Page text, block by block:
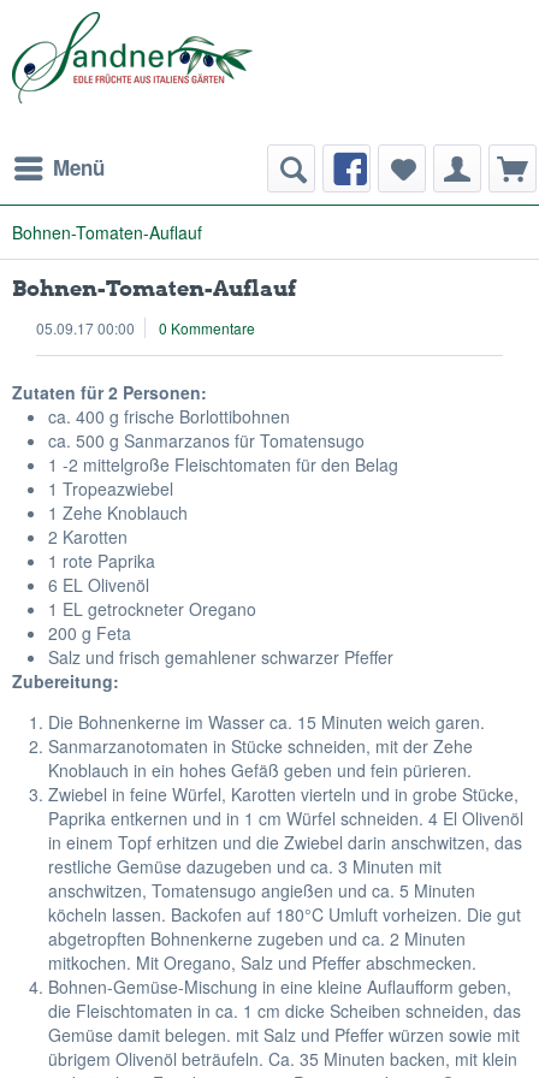
Menü
Bohnen-Tomaten-Auflauf
Bohnen-Tomaten-Auflauf
05.09.17 00:00 0 Kommentare
Zutaten für 2 Personen:
ca. 400 g frische Borlottibohnen
ca. 500 g Sanmarzanos für Tomatensugo
1 -2 mittelgroße Fleischtomaten für den Belag
1 Tropeazwiebel
1 Zehe Knoblauch
2 Karotten
1 rote Paprika
6 EL Olivenöl
1 EL getrockneter Oregano
200 g Feta
Salz und frisch gemahlener schwarzer Pfeffer
Zubereitung:
Die Bohnenkerne im Wasser ca. 15 Minuten weich garen.
Sanmarzanotomaten in Stücke schneiden, mit der Zehe
Knoblauch in ein hohes Gefäß geben und fein pürieren.
Zwiebel in feine Würfel, Karotten vierteln und in grobe Stücke,
Paprika entkernen und in 1 cm Würfel schneiden. 4 El Olivenöl
in einem Topf erhitzen und die Zwiebel darin anschwitzen, das
restliche Gemüse dazugeben und ca. 3 Minuten mit
anschwitzen, Tomatensugo angießen und ca. 5 Minuten
köcheln lassen. Backofen auf 180°C Umluft vorheizen. Die gut
abgetropften Bohnenkerne zugeben und ca. 2 Minuten
mitkochen. Mit Oregano, Salz und Pfeffer abschmecken.
Bohnen-Gemüse-Mischung in eine kleine Auflaufform geben,
die Fleischtomaten in ca. 1 cm dicke Scheiben schneiden, das
Gemüse damit belegen. mit Salz und Pfeffer würzen sowie mit
übrigem Olivenöl beträufeln. Ca. 35 Minuten backen, mit klein